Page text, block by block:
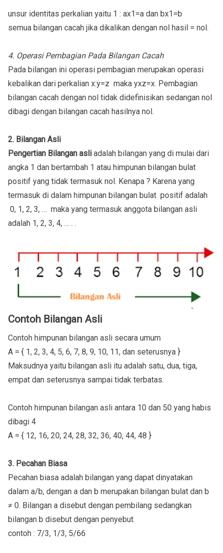
unsur identitas perkalian yaitu 1 : ax1=a dan bx1=b
semua bilangan cacah jika dikalikan dengan nol hasil = nol.
4. Operasi Pembagian Pada Bilangan Cacah
Pada bilangan ini operasi pembagian merupakan operasi
kebalikan dari perkalian x:y=z maka yxz=x. Pembagian
bilangan cacah dengan nol tidak didefinisikan sedangan nol
dibagi dengan bilangan cacah hasilnya nol.
2. Bilangan Asli
Pengertian Bilangan asli adalah bilangan yang di mulai dari
angka 1 dan bertambah 1 atau himpunan bilangan bulat
positif yang tidak termasuk nol. Kenapa ? Karena yang
termasuk di dalam himpunan bilangan bulat positif adalah
0, 1, 2, 3, … maka yang termasuk anggota bilangan asli
adalah 1, 2, 3, 4, … . .
Contoh Bilangan Asli
Contoh himpunan bilangan asli secara umum
A = { 1, 2, 3, 4, 5, 6, 7, 8, 9, 10, 11, dan seterusnya }
Maksudnya yaitu bilangan asli itu adalah satu, dua, tiga,
empat dan seterusnya sampai tidak terbatas.
Contoh himpunan bilangan asli antara 10 dan 50 yang habis
dibagi 4
A = { 12, 16, 20, 24, 28, 32, 36, 40, 44, 48 }
3. Pecahan Biasa
Pecahan biasa adalah bilangan yang dapat dinyatakan
dalam a/b, dengan a dan b merupakan bilangan bulat dan b
≠ 0. Bilangan a disebut dengan pembilang sedangkan
bilangan b disebut dengan penyebut.
contoh : 7/3, 1/3, 5/66